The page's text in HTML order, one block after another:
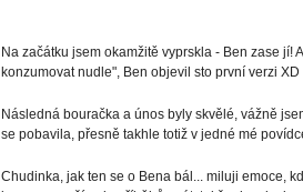
Na začátku jsem okamžitě vyprskla - Ben zase
konzumovat nudle", Ben objevil sto první verzi XD
Následná bouračka a únos byly skvělé, vážně
se pobavila, přesně takhle totiž v jedné mé
Chudinka, jak ten se o Bena bál... miluji emoce,